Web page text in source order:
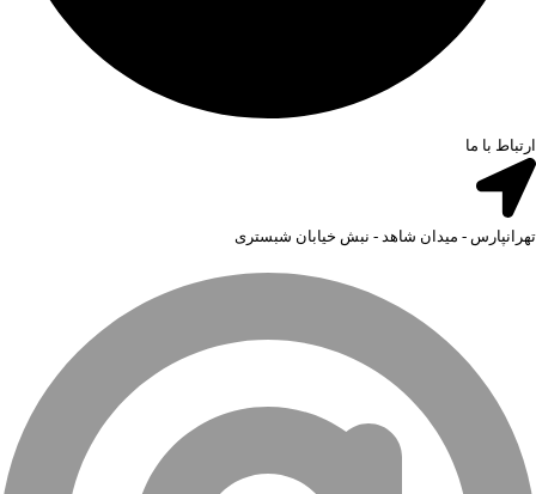
ارتباط با ما
تهرانپارس - میدان شاهد - نبش خیابان شبستری